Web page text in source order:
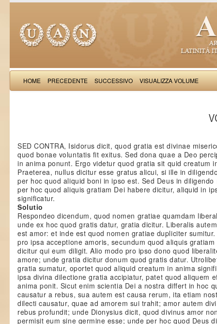
HOME PRECEDENTE SUCCESSIVO VISUALIZZA VOLUME
SED CONTRA, Isidorus dicit, quod gratia est divinae
quod bonae voluntatis fit exitus. Sed dona quae a Deo
in anima ponunt. Ergo videtur quod gratia sit quid creatum
Praeterea, nullus dicitur esse gratus alicui, si ille in
per hoc quod aliquid boni in ipso est. Sed Deus in
per hoc quod aliquis gratiam Dei habere dicitur, aliquid in
significatur.
Solutio
Respondeo dicendum, quod nomen gratiae quamdam
unde ex hoc quod gratis datur, gratia dicitur. Liberalis
est amor: et inde est quod nomen gratiae dupliciter
pro ipsa acceptione amoris, secundum quod aliquis
dicitur qui eum diligit. Alio modo pro ipso dono quod
amore; unde gratia dicitur donum quod gratis datur.
gratia sumatur, oportet quod aliquid creatum in anima
ipsa divina dilectione gratia accipiatur, patet quod aliquem
anima ponit. Sicut enim scientia Dei a nostra differt in hoc
causatur a rebus, sua autem est causa rerum, ita etiam
dilecti causatur, quae ad amorem sui trahit; amor autem
rebus profundit; unde Dionysius dicit, quod divinus amor
permisit eum sine germine esse; unde per hoc quod Deus